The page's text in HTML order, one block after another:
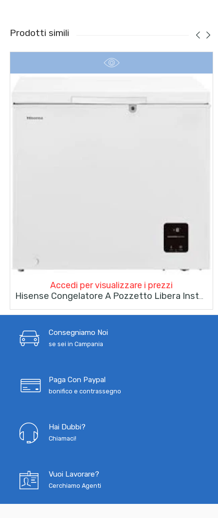
Prodotti simili
Accedi per visualizzare i prezzi
Hisense Congelatore A Pozzetto Libera Installazione 197lt FC247D4AWLE Bianco
Consegniamo Noi
se sei in Campania
Paga Con Paypal
bonifico e contrassegno
Hai Dubbi?
Chiamaci!
Vuoi Lavorare?
Cerchiamo Agenti